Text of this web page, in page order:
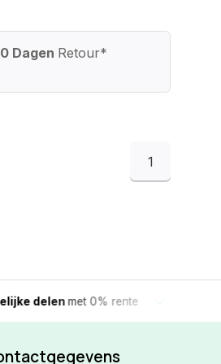
Dagen Retour*
1
met 0% rente